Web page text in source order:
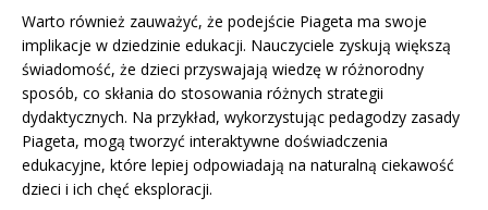
Warto również zauważyć, że podejście Piageta ma swoje
implikacje w dziedzinie edukacji. Nauczyciele zyskują większą
świadomość, że dzieci przyswajają wiedzę w różnorodny
sposób, co skłania do stosowania różnych strategii
dydaktycznych. Na przykład, wykorzystując pedagodzy zasady
Piageta, mogą tworzyć interaktywne doświadczenia
edukacyjne, które lepiej odpowiadają na naturalną ciekawość
dzieci i ich chęć eksploracji.